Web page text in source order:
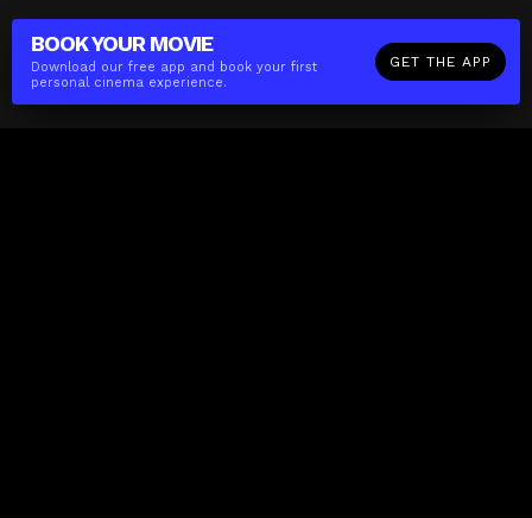
BOOK YOUR MOVIE
Download our free app and book your first
personal cinema experience.
GET THE APP